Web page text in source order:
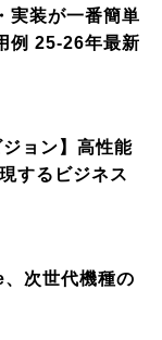
実装が一番簡単
例 25-26年最新
ジョン】高性能
するビジネス
次世代機種の